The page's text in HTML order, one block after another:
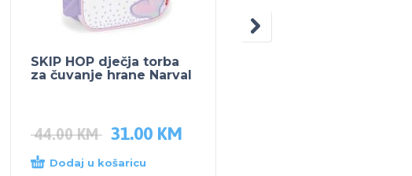
SKIP HOP dječja torba
za čuvanje hrane Narval
44.00KM 31.00 KM
Dodaj u košaricu